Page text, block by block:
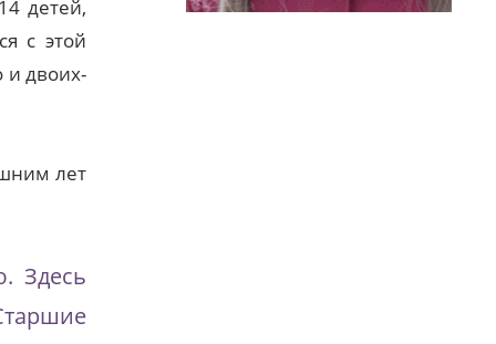
детей,
с этой
и двоих-
лет
Здесь